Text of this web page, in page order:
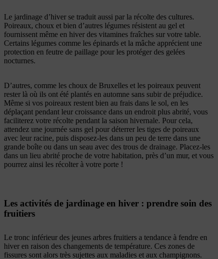
Le jardinage d’hiver se traduit aussi par la récolte des cultures.
Poireaux, choux et bien d’autres légumes résistent au gel et
fournissent même en hiver des vitamines fraîches sur votre table.
Certains légumes comme les épinards et la mâche apprécient une
protection en feutre de paillage pour les protéger des gelées
nocturnes.
D’autres, comme les choux de Bruxelles et les poireaux peuvent
rester là où ils ont été plantés en automne sans subir de préjudice.
Même si vos poireaux restent bien au frais dans le sol, en les
déplaçant pendant leur croissance dans un endroit plus abrité, vous
faciliterez votre récolte pendant la saison hivernale. Pour cela,
attendez une journée sans gel pour déterrer les tiges de poireaux
avec leur racine, puis disposez-les dans un peu de terre dans une
grande boîte ou dans un seau avec des trous de drainage. Placez-les
dans un lieu abrité proche de votre habitation, près d’un mur, et vous
pourrez ainsi les récolter à votre porte !
Les activités de jardinage en hiver : prendre soin des
fruitiers
Le tronc inférieur des jeunes arbres fruitiers a tendance à fendre en
hiver en raison des changements de température. Ces zones de
fissures sont alors très sujettes aux maladies et aux champignons.